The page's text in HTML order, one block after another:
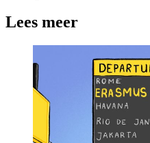
Lees meer